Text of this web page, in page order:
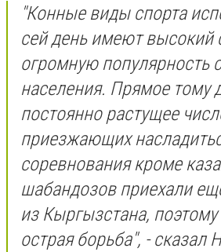
"Конные виды спорта
сей день имеют высокий
огромную популярность
населения. Прямое тому
постоянно растущее
приезжающих
соревнования кроме
шабандозов приехали
из Кыргызстана,
острая борьба", - сказал